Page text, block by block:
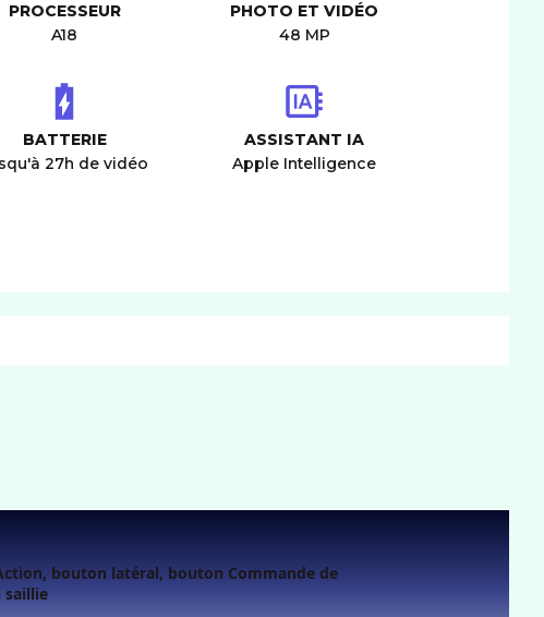
PROCESSEUR
A18
PHOTO ET VIDÉO
48 MP
BATTERIE
27h de vidéo
ASSISTANT IA
Apple Intelligence
Réseaux